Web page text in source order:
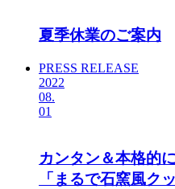
夏季休業のご案内
PRESS RELEASE
2022
08.
01
カンタン＆本格的
「まるで石窯風ク